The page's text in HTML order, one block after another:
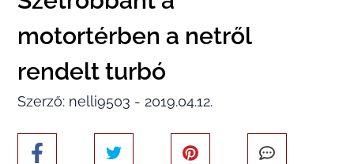
motortérben a netről
rendelt turbó
Szerző: nelli9503 - 2019.04.12.